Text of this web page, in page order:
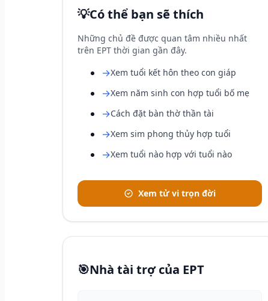
💡Có thể bạn sẽ thích
Những chủ đề được quan tâm nhiều nhất
trên EPT thời gian gần đây.
→Xem tuổi kết hôn theo con giáp
→Xem năm sinh con hợp tuổi bố mẹ
→Cách đặt bàn thờ thần tài
→Xem sim phong thủy hợp tuổi
→Xem tuổi nào hợp với tuổi nào
Xem tử vi trọn đời
🎯Nhà tài trợ của EPT